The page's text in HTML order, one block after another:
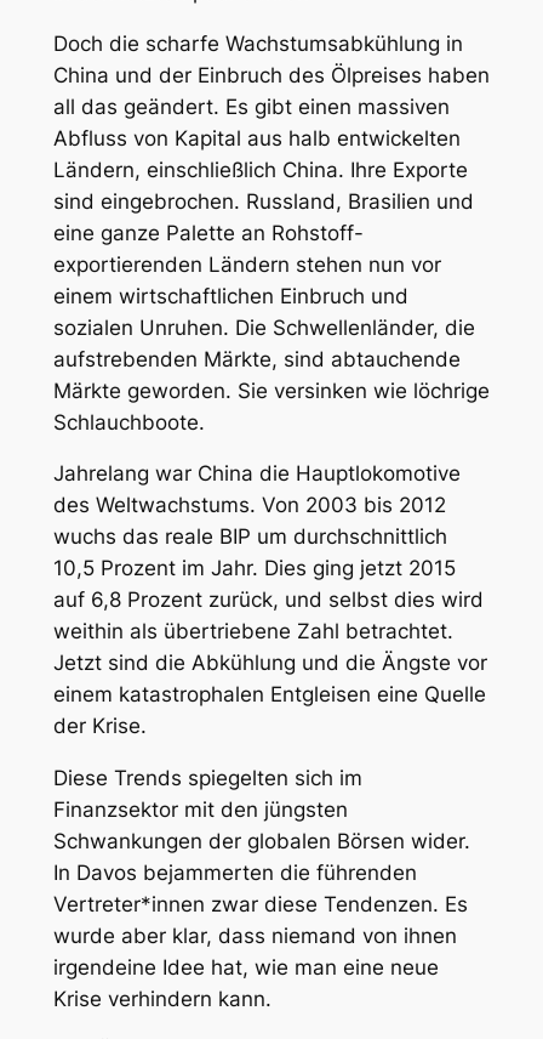
Doch die scharfe Wachstumsabkühlung in
China und der Einbruch des Ölpreises haben
all das geändert. Es gibt einen massiven
Abfluss von Kapital aus halb entwickelten
Ländern, einschließlich China. Ihre Exporte
sind eingebrochen. Russland, Brasilien und
eine ganze Palette an Rohstoff-
exportierenden Ländern stehen nun vor
einem wirtschaftlichen Einbruch und
sozialen Unruhen. Die Schwellenländer, die
aufstrebenden Märkte, sind abtauchende
Märkte geworden. Sie versinken wie löchrige
Schlauchboote.
Jahrelang war China die Hauptlokomotive
des Weltwachstums. Von 2003 bis 2012
wuchs das reale BIP um durchschnittlich
10,5 Prozent im Jahr. Dies ging jetzt 2015
auf 6,8 Prozent zurück, und selbst dies wird
weithin als übertriebene Zahl betrachtet.
Jetzt sind die Abkühlung und die Ängste vor
einem katastrophalen Entgleisen eine Quelle
der Krise.
Diese Trends spiegelten sich im
Finanzsektor mit den jüngsten
Schwankungen der globalen Börsen wider.
In Davos bejammerten die führenden
Vertreter*innen zwar diese Tendenzen. Es
wurde aber klar, dass niemand von ihnen
irgendeine Idee hat, wie man eine neue
Krise verhindern kann.